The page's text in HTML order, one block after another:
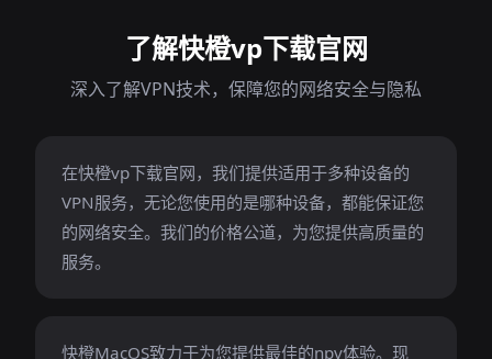
了解快橙vp下载官网
深入了解VPN技术，保障您的网络安全与隐私
在快橙vp下载官网，我们提供适用于多种设备的
VPN服务，无论您使用的是哪种设备，都能保证您
的网络安全。我们的价格公道，为您提供高质量的
服务。
快橙MacOS致力于为您提供最佳的npv体验。现